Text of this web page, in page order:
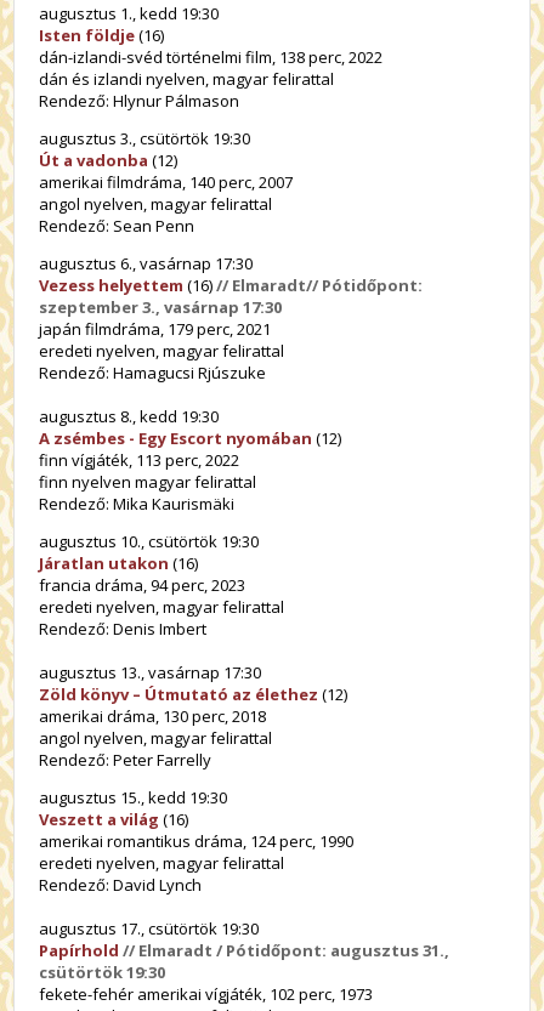
augusztus 1., kedd 19:30
Isten földje(16)
dán-izlandi-svéd történelmi film, 138 perc, 2022
dán és izlandi nyelven, magyar felirattal
Rendező: Hlynur Pálmason
augusztus 3., csütörtök 19:30
Út a vadonba (12)
amerikai filmdráma, 140 perc, 2007
angol nyelven, magyar felirattal
Rendező: Sean Penn
augusztus 6., vasárnap 17:30
Vezess helyettem (16)// Elmaradt// Pótidőpont:
szeptember 3., vasárnap 17:30
japán filmdráma, 179 perc, 2021
eredeti nyelven, magyar felirattal
Rendező: Hamagucsi Rjúszuke
augusztus 8., kedd 19:30
A zsémbes - Egy Escort nyomában (12)
finn vígjáték, 113 perc, 2022
finn nyelven magyar felirattal
Rendező: Mika Kaurismäki
augusztus 10., csütörtök 19:30
Járatlan utakon (16)
francia dráma, 94 perc, 2023
eredeti nyelven, magyar felirattal
Rendező: Denis Imbert
augusztus 13., vasárnap 17:30
Zöld könyv – Útmutató az élethez (12)
amerikai dráma, 130 perc, 2018
angol nyelven, magyar felirattal
Rendező: Peter Farrelly
augusztus 15., kedd 19:30
Veszett a világ (16)
amerikai romantikus dráma, 124 perc, 1990
eredeti nyelven, magyar felirattal
Rendező: David Lynch
augusztus 17., csütörtök 19:30
Papírhold // Elmaradt / Pótidőpont: augusztus 31.,
csütörtök 19:30
fekete-fehér amerikai vígjáték, 102 perc, 1973